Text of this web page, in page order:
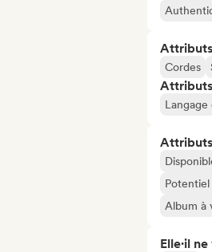
Cordes
Album à
Elle·il